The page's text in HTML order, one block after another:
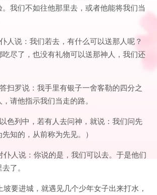
我们不如往他那里去，或者他能将我们当
人说：我们若去，有什么可以送那人呢？
尽了，也没有礼物可以送那神人，我们还
扫罗说：我手里有银子一舍客勒的四分之
请他指示我们当走的路。
色列中，若有人去问神，就说：我们问先
知的，从前称为先见。）
仆人说：你说的是，我们可以去。于是他们
了。
坡要进城，就遇见几个少年女子出来打水，